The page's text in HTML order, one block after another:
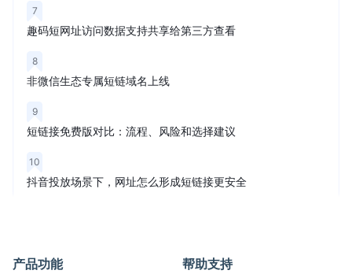
7
趣码短网址访问数据支持共享给第三方查看
8
非微信生态专属短链域名上线
9
短链接免费版对比：流程、风险和选择建议
10
抖音投放场景下，网址怎么形成短链接更安全
产品功能 帮助支持